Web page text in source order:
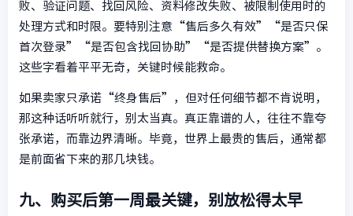
败、验证问题、找回风险、资料修改失败、被限制使用时的
处理方式和时限。要特别注意“售后多久有效”“是否只保
首次登录”“是否包含找回协助”“是否提供替换方案”。
这些字看着平平无奇，关键时候能救命。
如果卖家只承诺“终身售后”，但对任何细节都不肯说明，
那这种话听听就行，别太当真。真正靠谱的人，往往不靠夸
张承诺，而靠边界清晰。毕竟，世界上最贵的售后，通常都
是前面省下来的那几块钱。
九、购买后第一周最关键，别放松得太早